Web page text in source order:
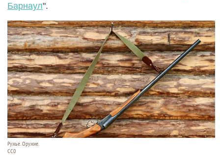
Барнаул".
Ружье. Оружие.
СС0